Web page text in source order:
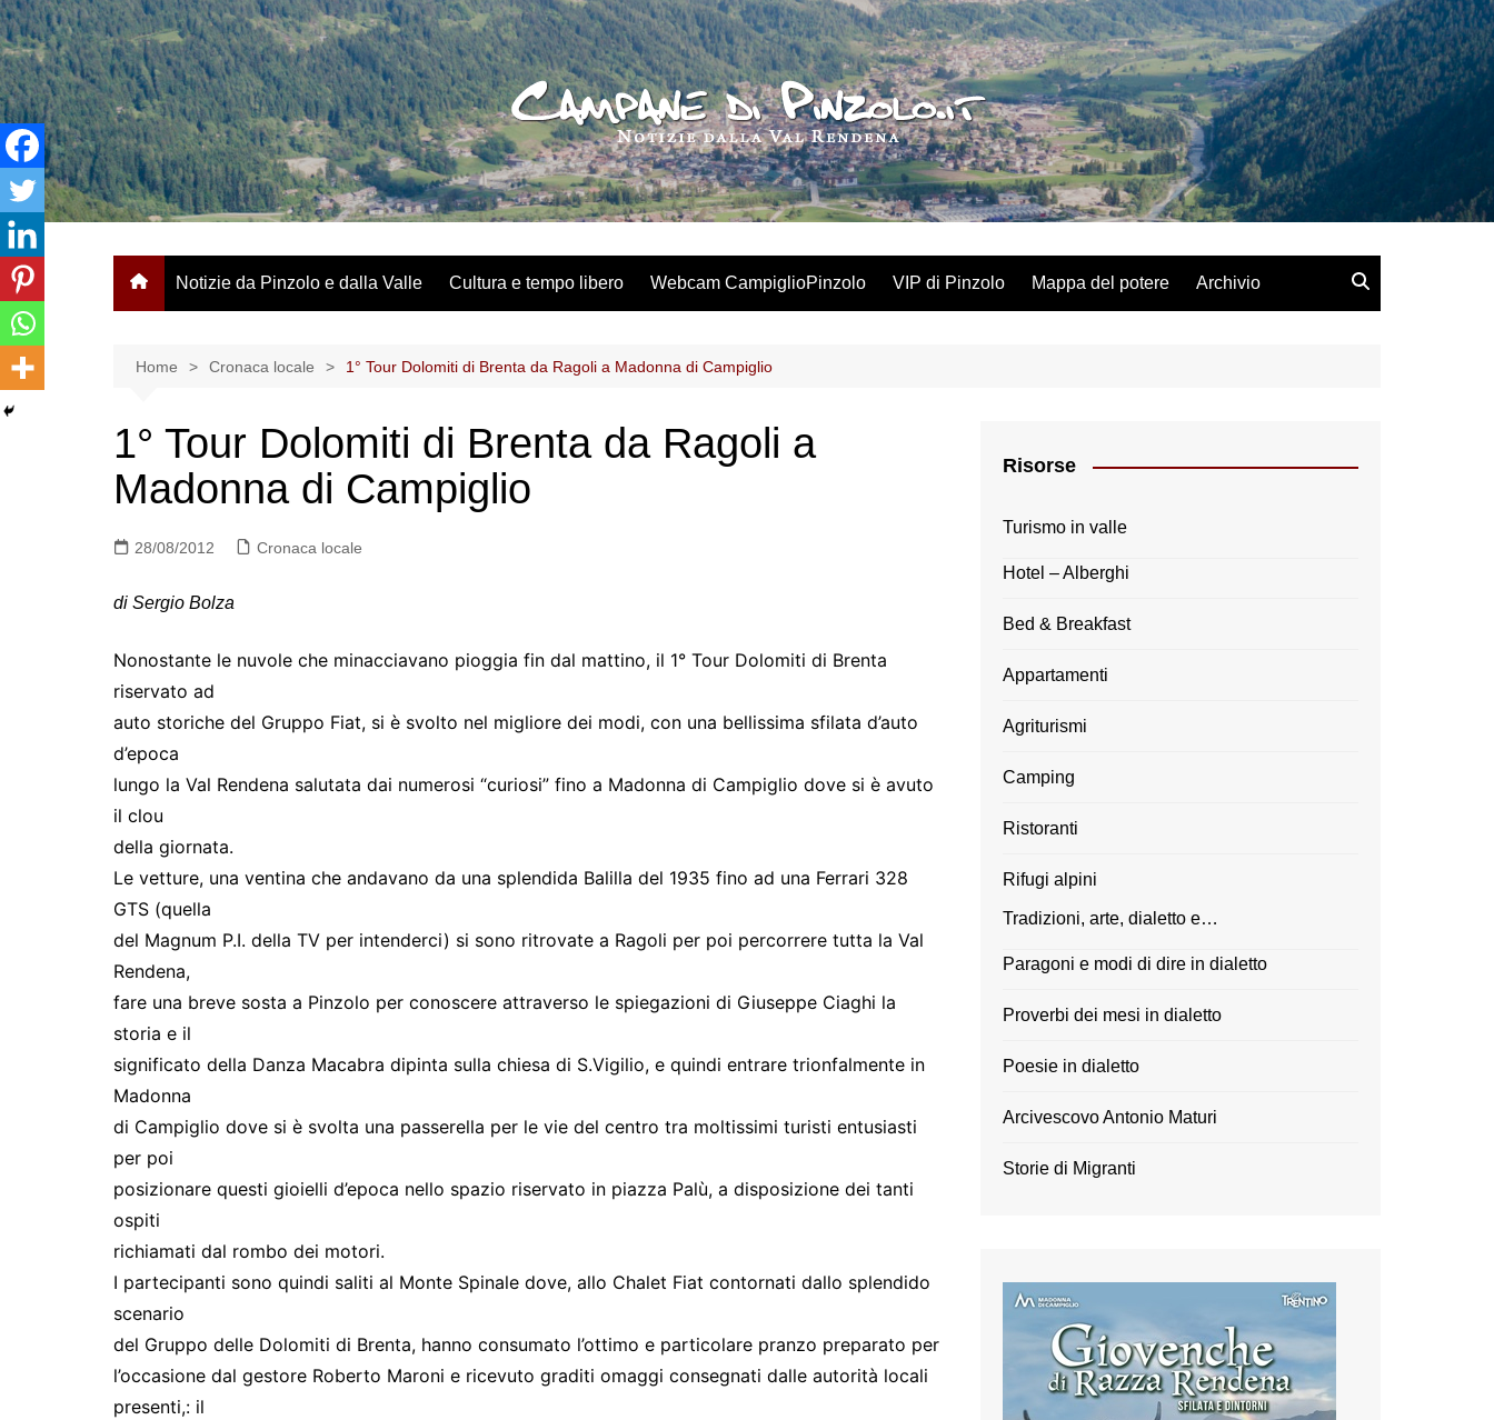
Salta
al
contenuto
Notizie da Pinzolo e dalla Valle Cultura e tempo libero Webcam CampiglioPinzolo VIP di Pinzolo Mappa del potere Archivio
Home Cronaca locale 1° Tour Dolomiti di Brenta da Ragoli a Madonna di Campiglio
1° Tour Dolomiti di Brenta da Ragoli a
Madonna di Campiglio
28/08/2012 Cronaca locale
di Sergio Bolza
Nonostante le nuvole che minacciavano pioggia fin dal mattino, il 1° Tour Dolomiti di Brenta
riservato ad
auto storiche del Gruppo Fiat, si è svolto nel migliore dei modi, con una bellissima sfilata d’auto
d’epoca
lungo la Val Rendena salutata dai numerosi “curiosi” fino a Madonna di Campiglio dove si è avuto
il clou
della giornata.
Le vetture, una ventina che andavano da una splendida Balilla del 1935 fino ad una Ferrari 328
GTS (quella
del Magnum P.I. della TV per intenderci) si sono ritrovate a Ragoli per poi percorrere tutta la Val
Rendena,
fare una breve sosta a Pinzolo per conoscere attraverso le spiegazioni di Giuseppe Ciaghi la
storia e il
significato della Danza Macabra dipinta sulla chiesa di S.Vigilio, e quindi entrare trionfalmente in
Madonna
di Campiglio dove si è svolta una passerella per le vie del centro tra moltissimi turisti entusiasti
per poi
posizionare questi gioielli d’epoca nello spazio riservato in piazza Palù, a disposizione dei tanti
ospiti
richiamati dal rombo dei motori.
I partecipanti sono quindi saliti al Monte Spinale dove, allo Chalet Fiat contornati dallo splendido
scenario
del Gruppo delle Dolomiti di Brenta, hanno consumato l’ottimo e particolare pranzo preparato per
l’occasione dal gestore Roberto Maroni e ricevuto graditi omaggi consegnati dalle autorità locali
presenti,: il
Risorse
Turismo in valle
Hotel – Alberghi
Bed & Breakfast
Appartamenti
Agriturismi
Camping
Ristoranti
Rifugi alpini
Tradizioni, arte, dialetto e…
Paragoni e modi di dire in dialetto
Proverbi dei mesi in dialetto
Poesie in dialetto
Arcivescovo Antonio Maturi
Storie di Migranti